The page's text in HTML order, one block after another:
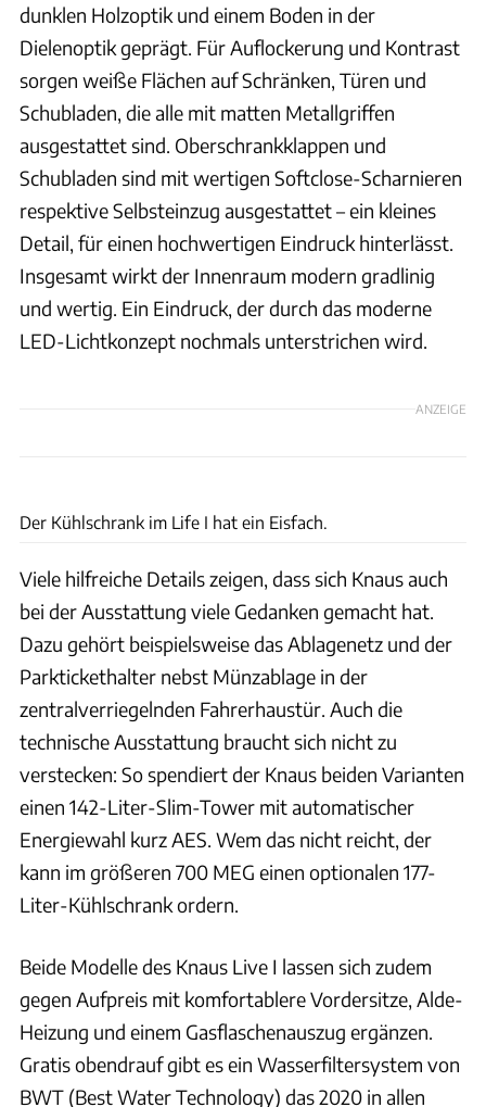
dunklen Holzoptik und einem Boden in der
Dielenoptik geprägt. Für Auflockerung und Kontrast
sorgen weiße Flächen auf Schränken, Türen und
Schubladen, die alle mit matten Metallgriffen
ausgestattet sind. Oberschrankklappen und
Schubladen sind mit wertigen Softclose-Scharnieren
respektive Selbsteinzug ausgestattet – ein kleines
Detail, für einen hochwertigen Eindruck hinterlässt.
Insgesamt wirkt der Innenraum modern gradlinig
und wertig. Ein Eindruck, der durch das moderne
LED-Lichtkonzept nochmals unterstrichen wird.
ANZEIGE
Der Kühlschrank im Life I hat ein Eisfach.
Viele hilfreiche Details zeigen, dass sich Knaus auch
bei der Ausstattung viele Gedanken gemacht hat.
Dazu gehört beispielsweise das Ablagenetz und der
Parktickethalter nebst Münzablage in der
zentralverriegelnden Fahrerhaustür. Auch die
technische Ausstattung braucht sich nicht zu
verstecken: So spendiert der Knaus beiden Varianten
einen 142-Liter-Slim-Tower mit automatischer
Energiewahl kurz AES. Wem das nicht reicht, der
kann im größeren 700 MEG einen optionalen 177-
Liter-Kühlschrank ordern.
Beide Modelle des Knaus Live I lassen sich zudem
gegen Aufpreis mit komfortablere Vordersitze, Alde-
Heizung und einem Gasflaschenauszug ergänzen.
Gratis obendrauf gibt es ein Wasserfiltersystem von
BWT (Best Water Technology) das 2020 in allen